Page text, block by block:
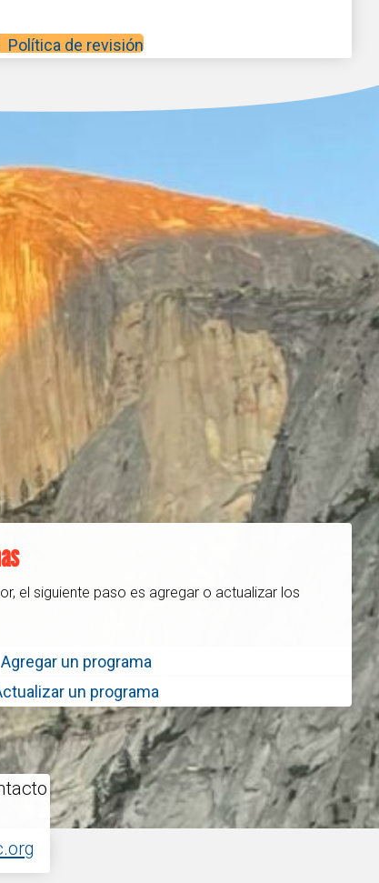
Política de revisión
el siguiente paso es agregar o actualizar los
Agregar un programa
un programa